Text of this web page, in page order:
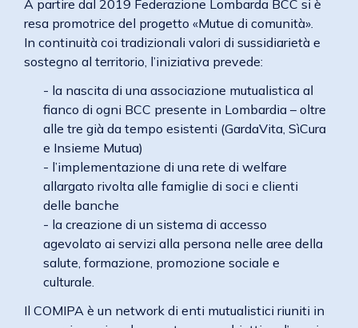
A partire dal 2019 Federazione Lombarda BCC si è
resa promotrice del progetto «Mutue di comunità».
In continuità coi tradizionali valori di sussidiarietà e
sostegno al territorio, l’iniziativa prevede:
- la nascita di una associazione mutualistica al
fianco di ogni BCC presente in Lombardia – oltre
alle tre già da tempo esistenti (GardaVita, SìCura
e Insieme Mutua)
- l’implementazione di una rete di welfare
allargato rivolta alle famiglie di soci e clienti
delle banche
- la creazione di un sistema di accesso
agevolato ai servizi alla persona nelle aree della
salute, formazione, promozione sociale e
culturale.
Il COMIPA è un network di enti mutualistici riuniti in